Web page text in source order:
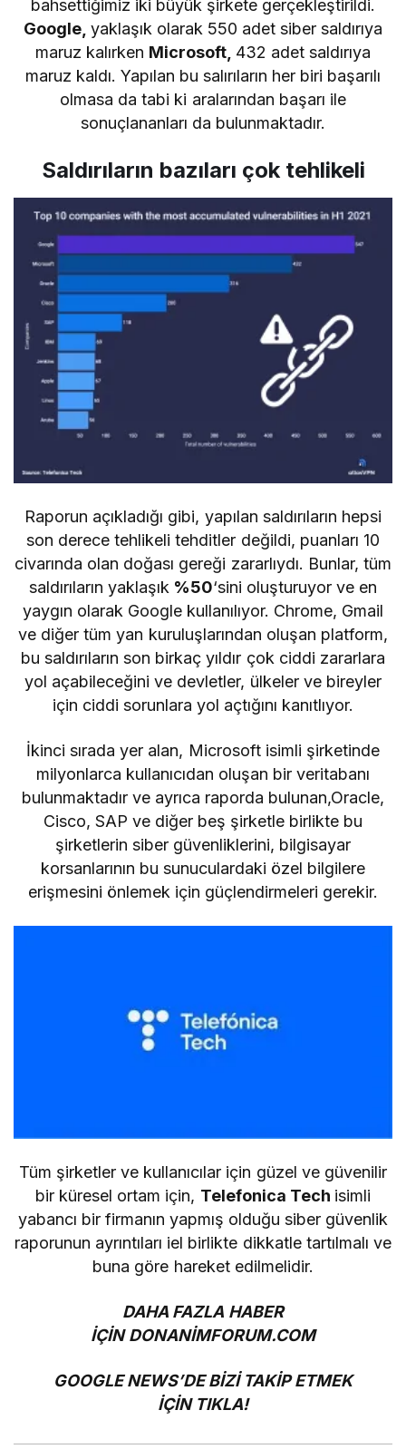
bahsettiğimiz iki büyük şirkete gerçekleştirildi.
Google, yaklaşık olarak 550 adet siber saldırıya
maruz kalırken Microsoft, 432 adet saldırıya
maruz kaldı. Yapılan bu salırıların her biri başarılı
olmasa da tabi ki aralarından başarı ile
sonuçlananları da bulunmaktadır.
Saldırıların bazıları çok tehlikeli
Raporun açıkladığı gibi, yapılan saldırıların hepsi
son derece tehlikeli tehditler değildi, puanları 10
civarında olan doğası gereği zararlıydı. Bunlar, tüm
saldırıların yaklaşık %50‘sini oluşturuyor ve en
yaygın olarak Google kullanılıyor. Chrome, Gmail
ve diğer tüm yan kuruluşlarından oluşan platform,
bu saldırıların son birkaç yıldır çok ciddi zararlara
yol açabileceğini ve devletler, ülkeler ve bireyler
için ciddi sorunlara yol açtığını kanıtlıyor.
İkinci sırada yer alan, Microsoft isimli şirketinde
milyonlarca kullanıcıdan oluşan bir veritabanı
bulunmaktadır ve ayrıca raporda bulunan,Oracle,
Cisco, SAP ve diğer beş şirketle birlikte bu
şirketlerin siber güvenliklerini, bilgisayar
korsanlarının bu sunuculardaki özel bilgilere
erişmesini önlemek için güçlendirmeleri gerekir.
Tüm şirketler ve kullanıcılar için güzel ve güvenilir
bir küresel ortam için, Telefonica Tech isimli
yabancı bir firmanın yapmış olduğu siber güvenlik
raporunun ayrıntıları iel birlikte dikkatle tartılmalı ve
buna göre hareket edilmelidir.
DAHA FAZLA HABER
İÇİNDONANİMFORUM.COM
GOOGLE NEWS’DE BİZİ TAKİP ETMEK
İÇİN TIKLA!